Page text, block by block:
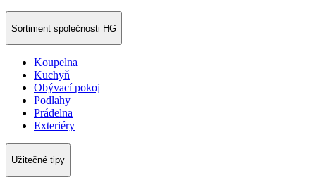
Sortiment společnosti HG
Koupelna
Kuchyň
Obývací pokoj
Podlahy
Prádelna
Exteriéry
Užitečné tipy